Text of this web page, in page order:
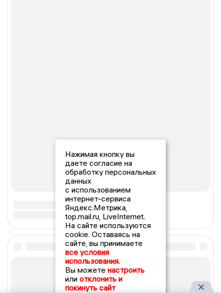
Нажимая кнопку вы
даете согласие на
обработку персональных
данных
с использованием
интернет-сервиса
Яндекс.Метрика,
top.mail.ru, LiveInternet.
На сайте используются
cookie. Оставаясь на
сайте, вы принимаете
все условия
использования.
Вы можете настроить
или отклонить и
покинуть сайт